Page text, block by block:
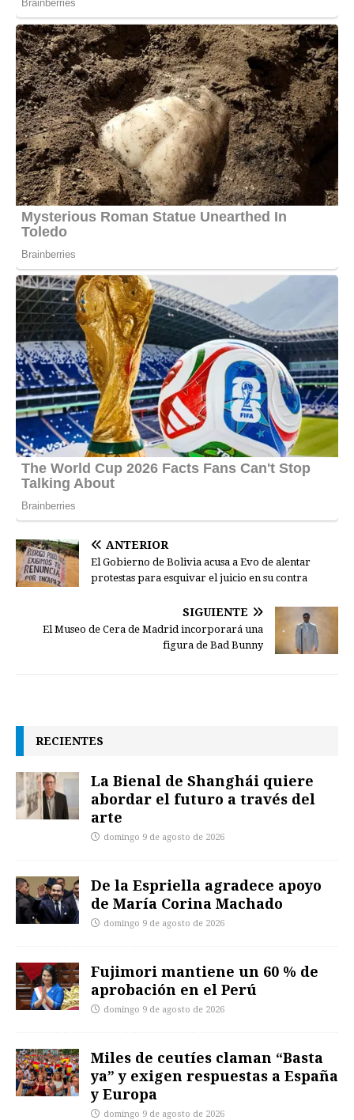
ANTERIOR
El Gobierno de Bolivia acusa a Evo de alentar
protestas para esquivar el juicio en su contra
SIGUIENTE
El Museo de Cera de Madrid incorporará una
figura de Bad Bunny
RECIENTES
La Bienal de Shanghái quiere
abordar el futuro a través del
arte
domingo 9 de agosto de 2026
De la Espriella agradece apoyo
de María Corina Machado
domingo 9 de agosto de 2026
Fujimori mantiene un 60 % de
aprobación en el Perú
domingo 9 de agosto de 2026
Miles de ceutíes claman “Basta
ya” y exigen respuestas a España
y Europa
domingo 9 de agosto de 2026